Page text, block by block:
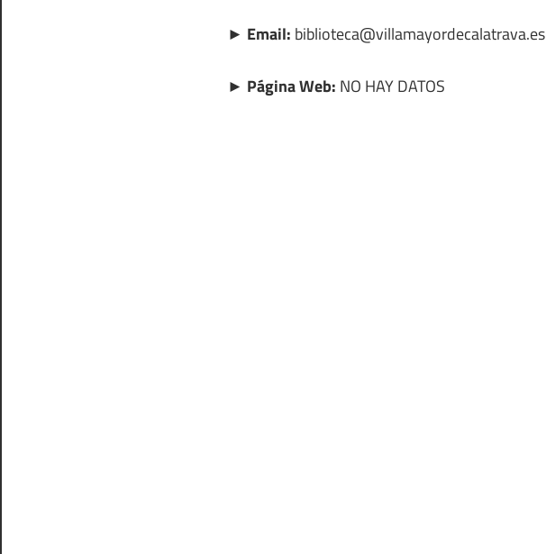
► Email: biblioteca@villamayordecalatrava.es
► Página Web: NO HAY DATOS